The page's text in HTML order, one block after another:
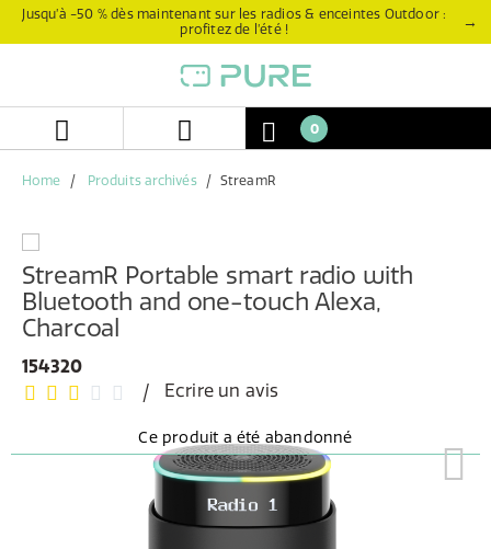
Aller
AllerJusqu’à -50 % dès maintenant sur les radios & enceintes Outdoor :
profitez de l’été !
→
0
Home Produits archivés StreamR
StreamR Portable smart radio with
Bluetooth and one-touch Alexa,
Charcoal
154320
Ecrire un avis